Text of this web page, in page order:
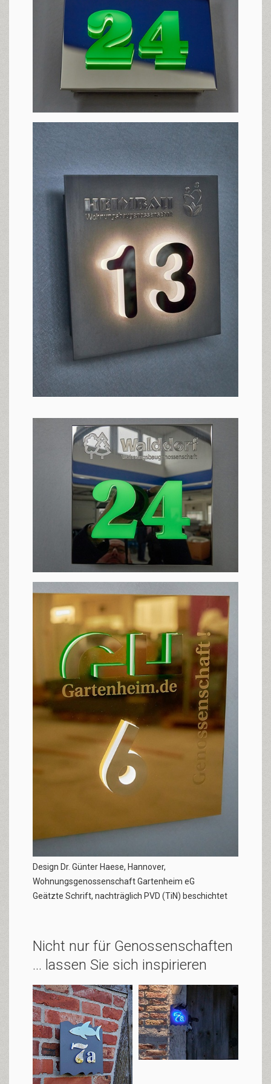
Design Dr. Günter Haese, Hannover,
Wohnungsgenossenschaft Gartenheim eG
Geätzte Schrift, nachträglich PVD (TiN) beschichtet
Nicht nur für Genossenschaften
... lassen Sie sich inspirieren